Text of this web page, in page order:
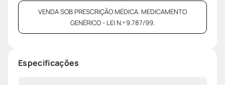
VENDA SOB PRESCRIÇÃO MÉDICA. MEDICAMENTO
GENÉRICO - LEI N.º 9.787/99.
Especificações